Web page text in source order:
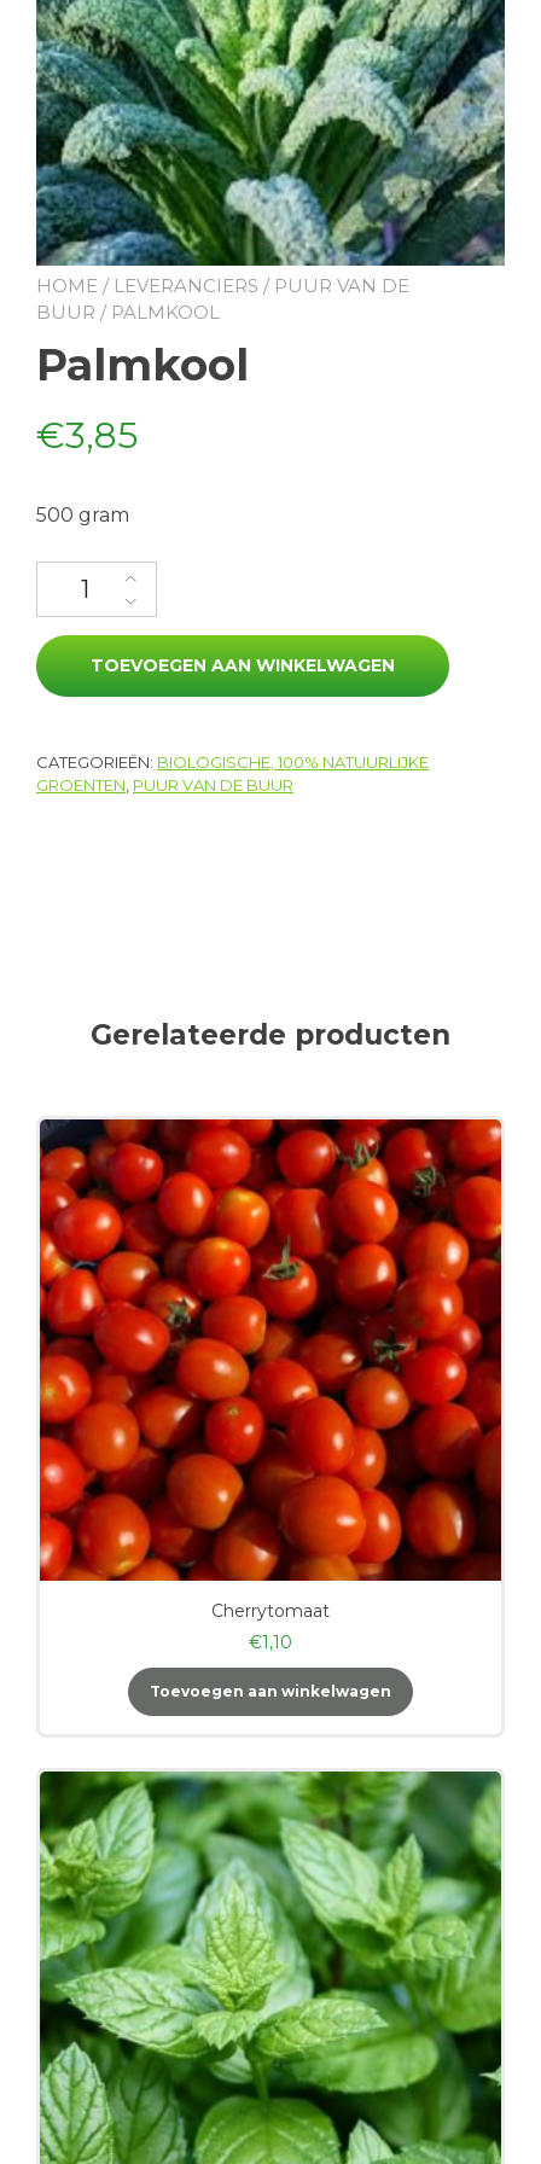
HOME / LEVERANCIERS / PUUR VAN DE
BUUR / PALMKOOL
Palmkool
€3,85
500 gram
Palmkool aantal
TOEVOEGEN AAN WINKELWAGEN
CATEGORIEËN: BIOLOGISCHE, 100% NATUURLIJKE
GROENTEN PUUR VAN DE BUUR
Gerelateerde producten
Cherrytomaat
€1,10
Toevoegen aan winkelwagen